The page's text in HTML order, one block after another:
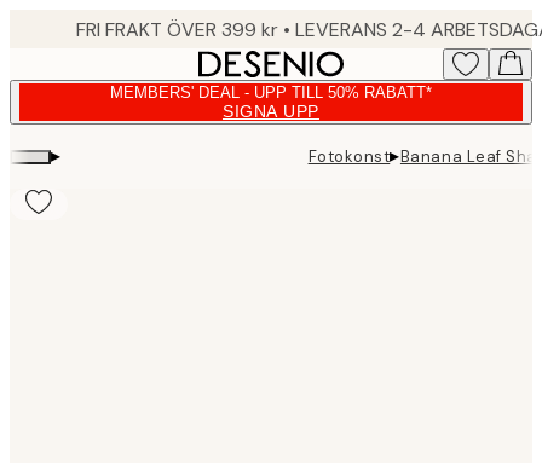
FRI FRAKT ÖVER 399 kr • LEVERANS 2-4
MEMBERS' DEAL - UPP TILL 50% RABATT*
SIGNA UPP
▸ Fotokonst▸Banana Leaf